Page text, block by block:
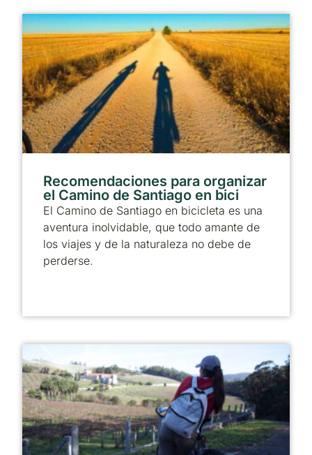
Recomendaciones para organizar
el Camino de Santiago en bici
El Camino de Santiago en bicicleta es una
aventura inolvidable, que todo amante de
los viajes y de la naturaleza no debe de
perderse.